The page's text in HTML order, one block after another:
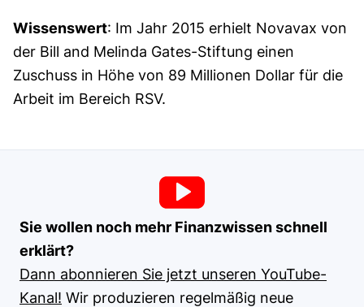
Wissenswert: Im Jahr 2015 erhielt Novavax von
der Bill and Melinda Gates-Stiftung einen
Zuschuss in Höhe von 89 Millionen Dollar für die
Arbeit im Bereich RSV.
Sie wollen noch mehr Finanzwissen schnell
erklärt?
Dann abonnieren Sie jetzt unseren YouTube-
Kanal! Wir produzieren regelmäßig neue